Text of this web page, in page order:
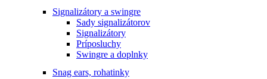
Signalizátory a swingre
Sady signalizátorov
Signalizátory
Príposluchy
Swingre a doplnky
Snag ears, rohatinky